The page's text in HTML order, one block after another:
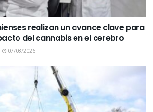
realizan un avance clave para
del cannabis en el cerebro
07/08/2026